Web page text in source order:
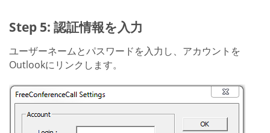
Step 5: 認証情報を入力
ユーザーネームとパスワードを入力し、アカウントを
Outlookにリンクします。